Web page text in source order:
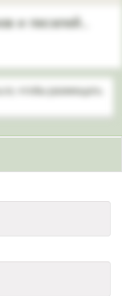
и песелей...
чтобы размещать